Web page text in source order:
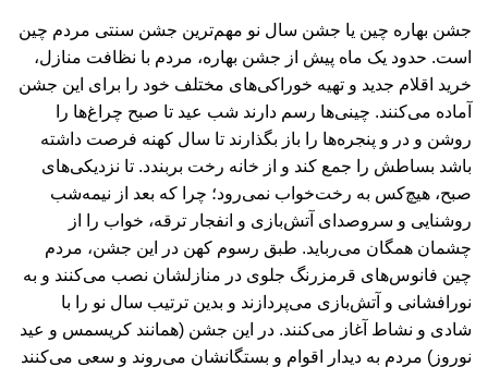
جشن بهاره چین یا جشن سال نو مهم‌ترین جشن سنتی مردم چین
است. حدود یک ماه پیش از جشن بهاره، مردم با نظافت منازل،
خرید اقلام جدید و تهیه خوراکی‌های مختلف خود را برای این جشن
آماده می‌کنند. چینی‌ها رسم دارند شب عید تا صبح چراغ‌ها را
روشن و در و پنجره‌ها را باز بگذارند تا سال کهنه فرصت داشته
باشد بساطش را جمع کند و از خانه رخت بربندد. تا نزدیکی‌های
صبح، هیچ‌کس به رخت‌خواب نمی‌رود؛ چرا که بعد از نیمه‌شب
روشنایی و سروصدای آتش‌بازی و انفجار ترقه، خواب را از
چشمان همگان می‌رباید. طبق رسوم کهن در این جشن، مردم
چین فانوس‌های قرمزرنگ جلوی در منازلشان نصب می‌کنند و به
نورافشانی و آتش‌بازی می‌پردازند و بدین ترتیب سال نو را با
شادی و نشاط آغاز می‌کنند. در این جشن (همانند کریسمس و عید
نوروز) مردم به دیدار اقوام و بستگانشان می‌روند و سعی می‌کنند